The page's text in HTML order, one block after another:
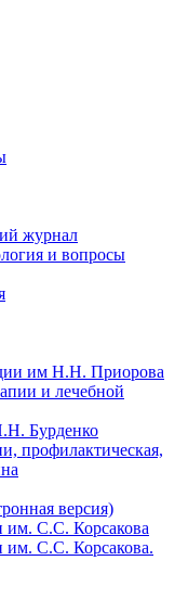
журнал
и вопросы
им Н.Н. Приорова
и лечебной
Бурденко
профилактическая,
версия)
им. С.С. Корсакова
им. С.С. Корсакова.